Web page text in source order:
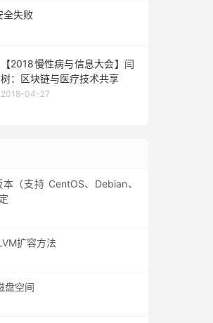
全失败
【2018慢性病与信息大会】闫
树：区块链与医疗技术共享
2018-04-27
（支持 CentOS、Debian、
扩容方法
盘空间